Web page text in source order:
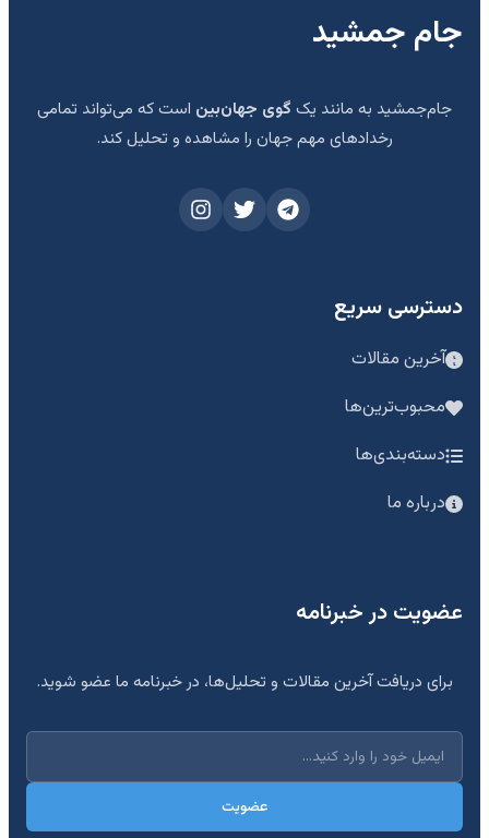
جام جمشید
جام‌جمشید به مانند یک گوی جهان‌بین است که می‌تواند تمامی
رخدادهای مهم جهان را مشاهده و تحلیل کند.
دسترسی سریع
آخرین مقالات
محبوب‌ترین‌ها
دسته‌بندی‌ها
درباره ما
عضویت در خبرنامه
برای دریافت آخرین مقالات و تحلیل‌ها، در خبرنامه ما عضو شوید.
عضویت